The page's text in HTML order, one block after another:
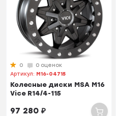
0
0 оценок
Артикул: M16-04715
Колесные диски MSA M16
Vice R14/4-115
97 280₽